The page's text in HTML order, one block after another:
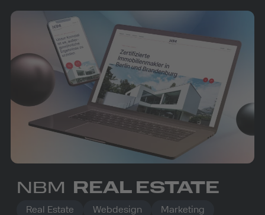
NBM REAL ESTATE
Real Estate Webdesign Marketing